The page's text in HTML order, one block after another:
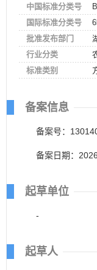
中国标准分类号
国际标准分类号
批准发布部门
行业分类
标准类别
备案信息
备案号：
备案日期：
起草单位
-
起草人